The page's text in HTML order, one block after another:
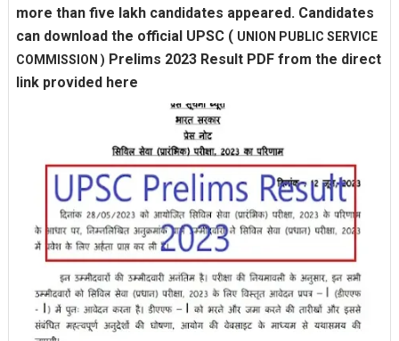
more than five lakh candidates appeared. Candidates
can download the official UPSC ( UNION PUBLIC SERVICE
COMMISSION ) Prelims 2023 Result PDF from the direct
link provided here